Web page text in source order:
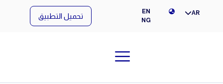
AR
EN
NG
تحميل التطبيق